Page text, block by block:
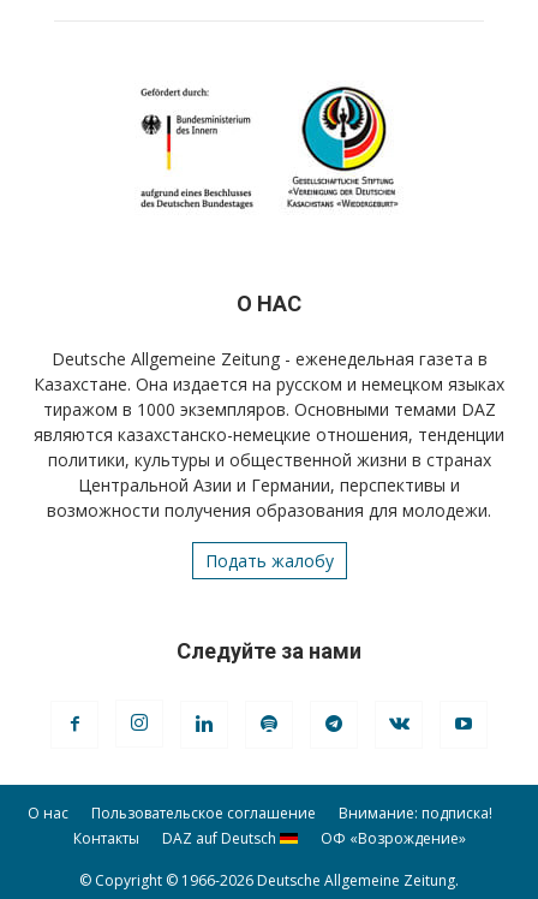
О НАС
Deutsche Allgemeine Zeitung - еженедельная газета в
Казахстане. Она издается на русском и немецком языках
тиражом в 1000 экземпляров. Основными темами DAZ
являются казахстанско-немецкие отношения, тенденции
политики, культуры и общественной жизни в странах
Центральной Азии и Германии, перспективы и
возможности получения образования для молодежи.
Подать жалобу
Следуйте за нами
О нас Пользовательское соглашение
Внимание: подписка!
Контакты
DAZ auf Deutsch ОФ «Возрождение»
© Copyright © 1966-2026 Deutsche Allgemeine Zeitung.